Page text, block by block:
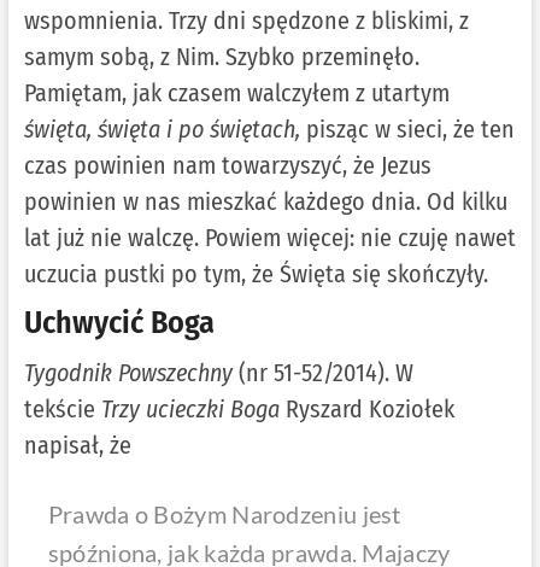
wspomnienia. Trzy dni spędzone z bliskimi, z
samym sobą, z Nim. Szybko przeminęło.
Pamiętam, jak czasem walczyłem z utartym
święta, święta i po świętach, pisząc w sieci, że ten
czas powinien nam towarzyszyć, że Jezus
powinien w nas mieszkać każdego dnia. Od kilku
lat już nie walczę. Powiem więcej: nie czuję nawet
uczucia pustki po tym, że Święta się skończyły.
Uchwycić Boga
Tygodnik Powszechny(nr 51-52/2014). W
tekście Trzy ucieczki Boga Ryszard Koziołek
napisał, że
Prawda o Bożym Narodzeniu jest
spóźniona, jak każda prawda. Majaczy